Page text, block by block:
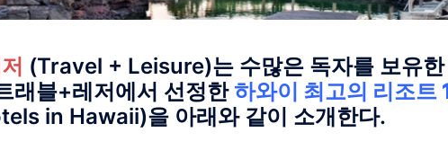
(Travel + Leisure)는 수많은 독자를 보유한
래블+레저에서 선정한 하와이 최고의 리조트
in Hawaii)을 아래와 같이 소개한다.